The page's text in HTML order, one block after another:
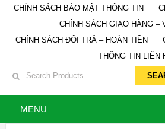
CHÍNH SÁCH BẢO MẬT THÔNG TIN
CHÍNH SÁCH GIAO HÀNG –
CHÍNH SÁCH ĐỔI TRẢ – HOÀN TIỀN
THÔNG TIN LIÊN
MENU